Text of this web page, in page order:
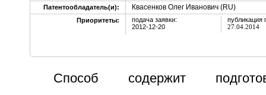
Патентообладатель(и):
Квасенков Олег Иванович (RU)
Приоритеты:
подача заявки:
2012-12-20
публикация
27.04.2014
Способ содержит